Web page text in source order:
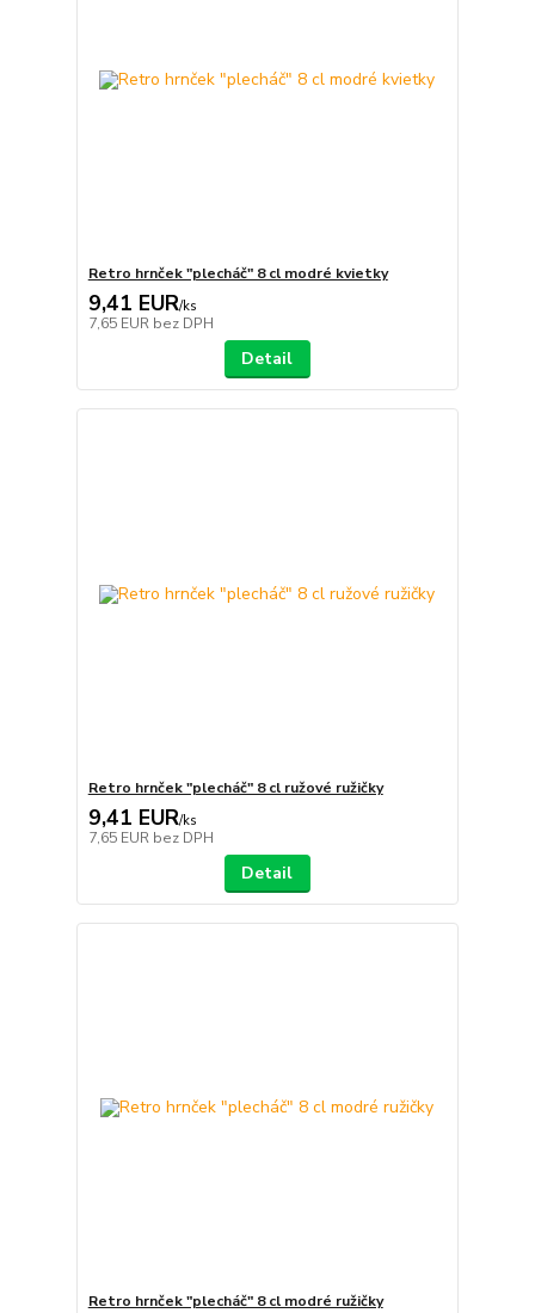
Retro hrnček "plecháč" 8 cl modré kvietky
9,41 EUR/ks
7,65 EUR bez DPH
Detail
Retro hrnček "plecháč" 8 cl ružové ružičky
9,41 EUR/ks
7,65 EUR bez DPH
Detail
Retro hrnček "plecháč" 8 cl modré ružičky